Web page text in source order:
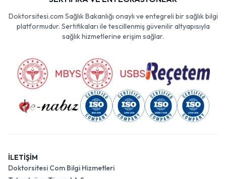
Doktorsitesi.com Sağlık Bakanlığı onaylı ve entegreli bir sağlık bilgi
platformudur. Sertifikaları ile tescillenmiş güvenilir altyapısıyla
sağlık hizmetlerine erişim sağlar.
İLETİŞİM
Doktorsitesi Com Bilgi Hizmetleri